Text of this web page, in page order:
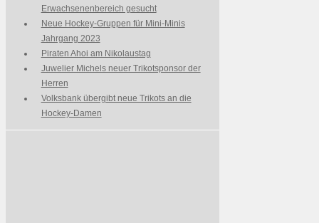
Erwachsenenbereich gesucht
Neue Hockey-Gruppen für Mini-Minis
Jahrgang 2023
Piraten Ahoi am Nikolaustag
Juwelier Michels neuer Trikotsponsor der
Herren
Volksbank übergibt neue Trikots an die
Hockey-Damen